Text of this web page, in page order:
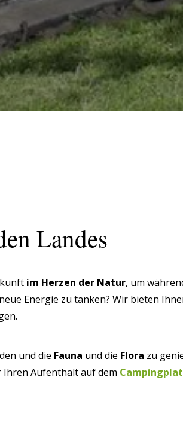
Landes
im Herzen der Natur, um
Energie zu tanken? Wir bieten
und die Fauna und die Flora zu
Aufenthalt auf dem